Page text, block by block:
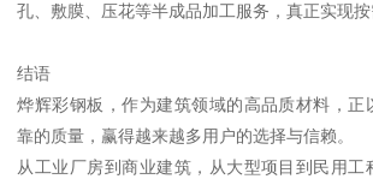
孔、敷膜、压花等半成品加工服务，真正实现按
结语
烨辉彩钢板，作为建筑领域的高品质材料，正
靠的质量，赢得越来越多用户的选择与信赖。
从工业厂房到商业建筑，从大型项目到民用工